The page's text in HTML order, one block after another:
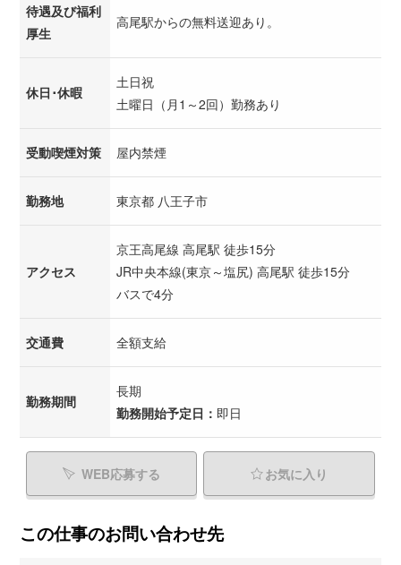
待遇及び福利
厚生
高尾駅からの無料送迎あり。
休日･休暇
土日祝
土曜日（月1～2回）勤務あり
受動喫煙対策 屋内禁煙
勤務地 東京都 八王子市
アクセス
京王高尾線 高尾駅 徒歩15分
JR中央本線(東京～塩尻) 高尾駅 徒歩15分
バスで4分
交通費 全額支給
勤務期間
長期
勤務開始予定日： 即日
WEB応募する お気に入り
この仕事のお問い合わせ先